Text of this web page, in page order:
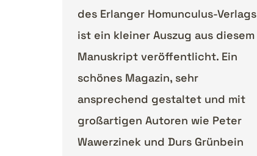
des Erlanger Homunculus-Verlags
ist ein kleiner Auszug aus diesem
Manuskript veröffentlicht. Ein
schönes Magazin, sehr
ansprechend gestaltet und mit
großartigen Autoren wie Peter
Wawerzinek und Durs Grünbein